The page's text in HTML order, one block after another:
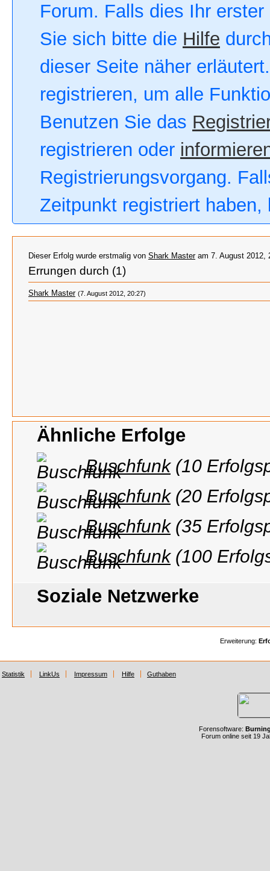
Forum. Falls dies Ihr
Sie sich bitte die Hilfe
dieser Seite näher
registrieren, um alle
Benutzen Sie das
registrieren oder
Registrierungsvorgang.
Zeitpunkt registriert
Dieser Erfolg wurde erstmalig von Shark Masteram 7. August 2012,
Errungen durch (1)
Shark Master (7. August 2012, 20:27)
Ähnliche Erfolge
Buschfunk (10
Buschfunk (20
Buschfunk (35
Buschfunk (100
Soziale Netzwerke
Erweiterung:
Statistik LinkUs Impressum Hilfe Guthaben
Forensoftware:
Forum online seit 19